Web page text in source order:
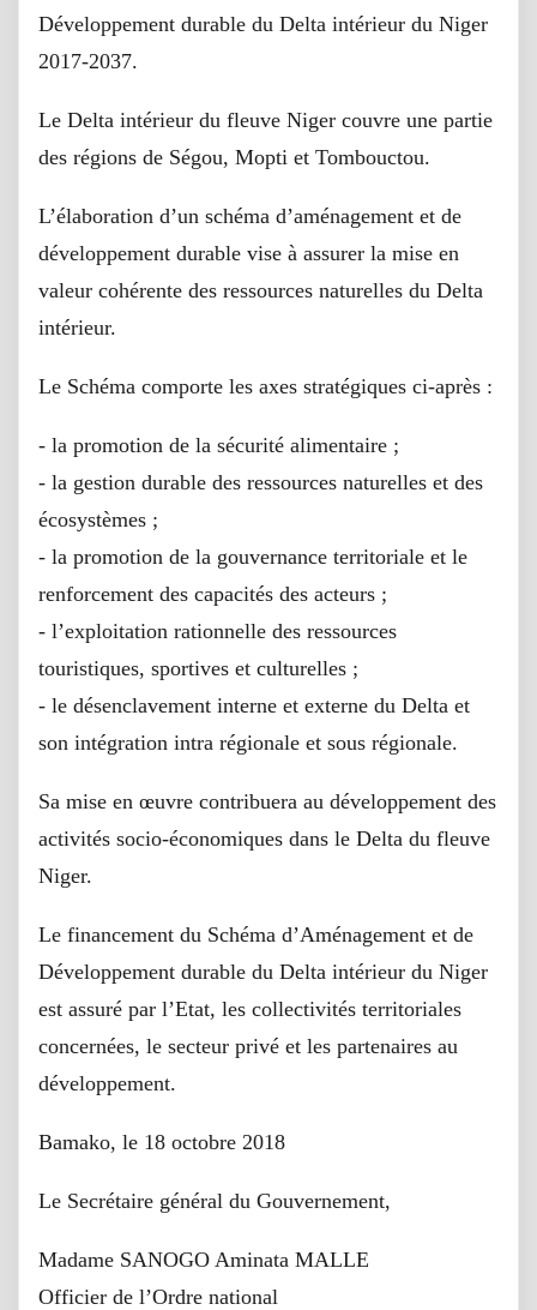
Développement durable du Delta intérieur du Niger
2017-2037.
Le Delta intérieur du fleuve Niger couvre une partie
des régions de Ségou, Mopti et Tombouctou.
L’élaboration d’un schéma d’aménagement et de
développement durable vise à assurer la mise en
valeur cohérente des ressources naturelles du Delta
intérieur.
Le Schéma comporte les axes stratégiques ci-après :
- la promotion de la sécurité alimentaire ;
- la gestion durable des ressources naturelles et des
écosystèmes ;
- la promotion de la gouvernance territoriale et le
renforcement des capacités des acteurs ;
- l’exploitation rationnelle des ressources
touristiques, sportives et culturelles ;
- le désenclavement interne et externe du Delta et
son intégration intra régionale et sous régionale.
Sa mise en œuvre contribuera au développement des
activités socio-économiques dans le Delta du fleuve
Niger.
Le financement du Schéma d’Aménagement et de
Développement durable du Delta intérieur du Niger
est assuré par l’Etat, les collectivités territoriales
concernées, le secteur privé et les partenaires au
développement.
Bamako, le 18 octobre 2018
Le Secrétaire général du Gouvernement,
Madame SANOGO Aminata MALLE
Officier de l’Ordre national